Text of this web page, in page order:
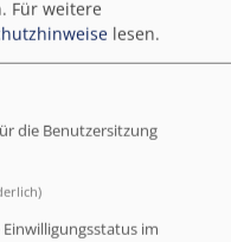
Für weitere
lesen.
die Benutzersitzung
im